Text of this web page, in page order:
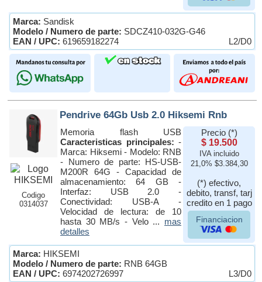
Marca: Sandisk
Modelo / Numero de parte: SDCZ410-032G-G46
EAN / UPC: 619659182274 L2/D0
Codigo
0314037
Pendrive 64Gb Usb 2.0 Hiksemi Rnb
Memoria flash USB
Caracteristicas principales: -
Marca: Hiksemi - Modelo: RNB
- Numero de parte: HS-USB-
M200R 64G - Capacidad de
almacenamiento: 64 GB -
Interfaz: USB 2.0 -
Conectividad: USB-A -
Velocidad de lectura: de 10
hasta 30 MB/s - Velo ... mas
detalles
Precio (*)
$ 19.500
IVA incluido
21,0% $3.384,30
(*) efectivo,
debito, transf, tarj
credito en 1 pago
Financiacion
Marca: HIKSEMI
Modelo / Numero de parte: RNB 64GB
EAN / UPC: 6974202726997 L3/D0